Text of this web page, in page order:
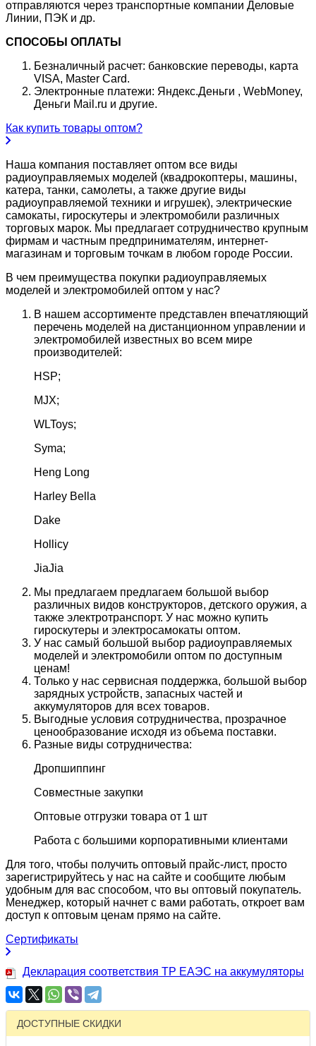
отправляются через транспортные компании Деловые
Линии, ПЭК и др.
СПОСОБЫ ОПЛАТЫ
Безналичный расчет: банковские переводы, карта
VISA, Master Card.
Электронные платежи: Яндекс.Деньги , WebMoney,
Деньги Mail.ru и другие.
Как купить товары оптом?
Наша компания поставляет оптом все виды
радиоуправляемых моделей (квадрокоптеры, машины,
катера, танки, самолеты, а также другие виды
радиоуправляемой техники и игрушек), электрические
самокаты, гироскутеры и электромобили различных
торговых марок. Мы предлагает сотрудничество крупным
фирмам и частным предпринимателям, интернет-
магазинам и торговым точкам в любом городе России.
В чем преимущества покупки радиоуправляемых
моделей и электромобилей оптом у нас?
В нашем ассортименте представлен впечатляющий
перечень моделей на дистанционном управлении и
электромобилей известных во всем мире
производителей:
HSP;
MJX;
WLToys;
Syma;
Heng Long
Harley Bella
Dake
Hollicy
JiaJia
Мы предлагаем предлагаем большой выбор
различных видов конструкторов, детского оружия, а
также электротранспорт. У нас можно купить
гироскутеры и электросамокаты оптом.
У нас самый большой выбор радиоуправляемых
моделей и электромобили оптом по доступным
ценам!
Только у нас сервисная поддержка, большой выбор
зарядных устройств, запасных частей и
аккумуляторов для всех товаров.
Выгодные условия сотрудничества, прозрачное
ценообразование исходя из объема поставки.
Разные виды сотрудничества:
Дропшиппинг
Совместные закупки
Оптовые отгрузки товара от 1 шт
Работа с большими корпоративными клиентами
Для того, чтобы получить оптовый прайс-лист, просто
зарегистрируйтесь у нас на сайте и сообщите любым
удобным для вас способом, что вы оптовый покупатель.
Менеджер, который начнет с вами работать, откроет вам
доступ к оптовым ценам прямо на сайте.
Сертификаты
Декларация соответствия ТР ЕАЭС на аккумуляторы
ДОСТУПНЫЕ СКИДКИ